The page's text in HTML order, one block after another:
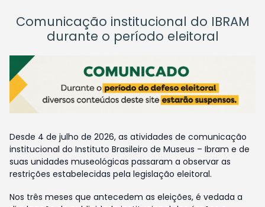
Comunicação institucional do IBRAM
durante o período eleitoral
Desde 4 de julho de 2026, as atividades de comunicação
institucional do Instituto Brasileiro de Museus – Ibram e de
suas unidades museológicas passaram a observar as
restrições estabelecidas pela legislação eleitoral.
Nos três meses que antecedem as eleições, é vedada a